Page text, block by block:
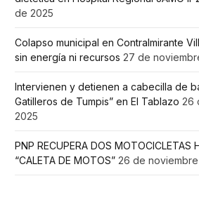
de 2025
Colapso municipal en Contralmirante
sin energía ni recursos 27 de
Intervienen y detienen a cabecilla de
Gatilleros de Tumpis” en El Tablazo 26
2025
PNP RECUPERA DOS MOTOCICLETAS
“CALETA DE MOTOS” 26 de